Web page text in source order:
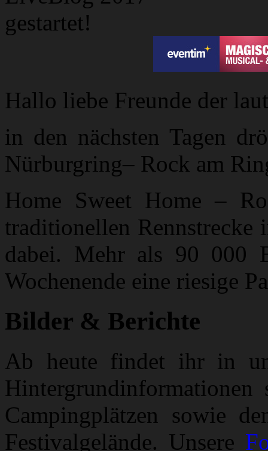
Hallo liebe Freunde der
in den nächsten Tagen
Nürburgring– Rock am
Home Sweet Home –
traditionellen
dabei. Mehr als 90 000
Wochenende eine riesige
Bilder & Berichte
Ab heute findet ihr in
Campingplätzen sowie
Festivalgelände. Unsere